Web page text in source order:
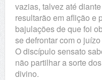
vazias, talvez até
resultarão em aflição e
bajulações de que foi
se defrontar com o
O discípulo sensato
não partilhar a sorte
divino.